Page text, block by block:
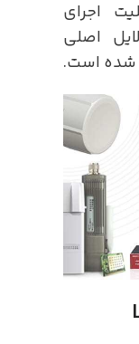
اجرای
اصلی
شده است.